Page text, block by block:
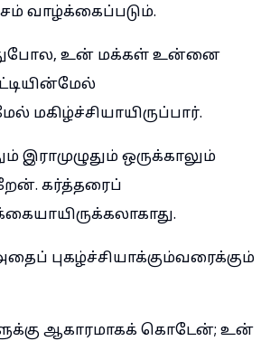
வாழ்க்கைப்படும்.
உன் மக்கள் உன்னை
மகிழ்ச்சியாயிருப்பார்.
இராமுழுதும் ஒருக்காலும்
கர்த்தரைப்
புகழ்ச்சியாக்கும்வரைக்கும்
ஆகாரமாகக் கொடேன்; உன்